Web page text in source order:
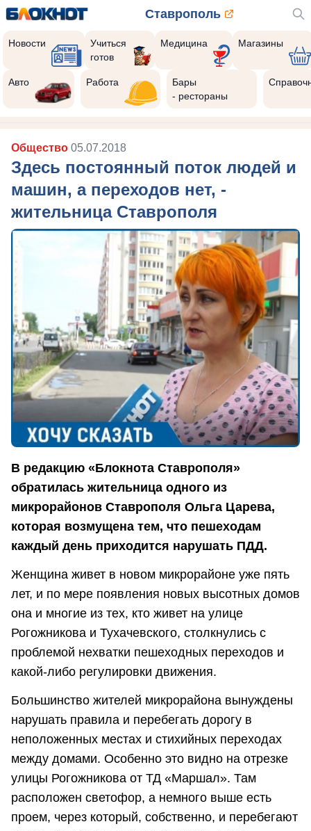
Ставрополь
Новости
Учиться
готов
Медицина Магазины
Авто Работа
Бары
- рестораны
Общество 05.07.2018
Здесь постоянный поток людей и
машин, а переходов нет, -
жительница Ставрополя
В редакцию «Блокнота Ставрополя»
обратилась жительница одного из
микрорайонов Ставрополя Ольга Царева,
которая возмущена тем, что пешеходам
каждый день приходится нарушать ПДД.
Женщина живет в новом микрорайоне уже пять
лет, и по мере появления новых высотных домов
она и многие из тех, кто живет на улице
Рогожникова и Тухачевского, столкнулись с
проблемой нехватки пешеходных переходов и
какой-либо регулировки движения.
Большинство жителей микрорайона вынуждены
нарушать правила и перебегать дорогу в
неположенных местах и стихийных переходах
между домами. Особенно это видно на отрезке
улицы Рогожникова от ТД «Маршал». Там
расположен светофор, а немного выше есть
проем, через который, собственно, и перебегают